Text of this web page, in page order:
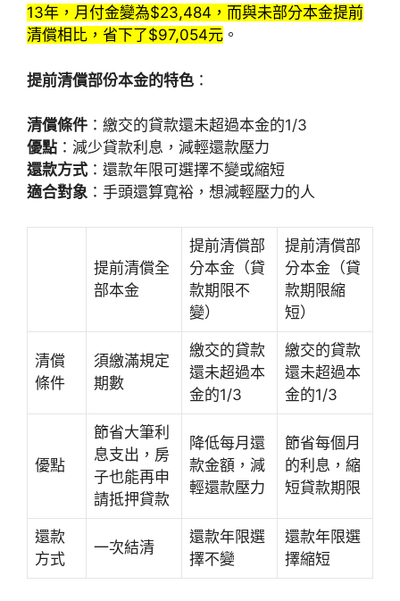
13年，月付金變為$23,484，而與未部分本金提前
清償相比，省下了$97,054元 。
提前清償部份本金的特色 ：
清償條件 ：繳交的貸款還未超過本金的1/3
優點 ：減少貸款利息，減輕還款壓力
還款方式 ：還款年限可選擇不變或縮短
適合對象 ：手頭還算寬裕，想減輕壓力的人
提前清償全
部本金
提前清償部
分本金（貸
款期限不
變）
提前清償部
分本金（貸
款期限縮
短）
清償
條件
須繳滿規定
期數
繳交的貸款
還未超過本
金的1/3
繳交的貸款
還未超過本
金的1/3
優點
節省大筆利
息支出，房
子也能再申
請抵押貸款
降低每月還
款金額，減
輕還款壓力
節省每個月
的利息，縮
短貸款期限
還款
方式
一次結清
還款年限選
擇不變
還款年限選
擇縮短